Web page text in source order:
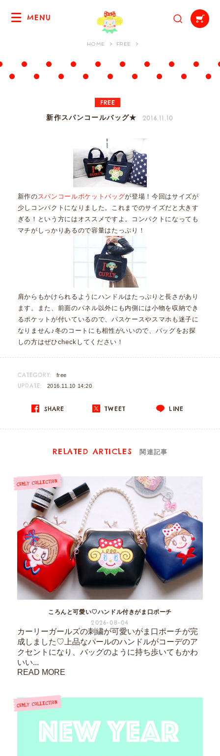
MENU
HOME FREE
FREE
新作スパンコールバッグ★ 2016.11.10
新作のスパンコールポケットバッグが登場！今回はサイズが
少しコンパクトになりました。これまでのサイズだと大きす
ぎる！という方にはオススメですよ。コンパクトになっても
マチがしっかりあるので容量はたっぷり！
肩からもかけられるようにハンドルはたっぷりと長さがあり
ます。また、前面のパネル以外にも内側には小物を収納でき
るポケットが付いているので、パスケースやスマホも迷子に
なりません♪冬のコートにも相性がいいので、バッグをお探
しの方はぜひcheckしてください！
CATEGORY: free
UPDATE: 2016.11.10 14:20
SHARE TWEET LINE
RELATED ARTICLES 関連記事
ころんと可愛い♡ハンドル付きがま口ポーチ
2026-08-04
カーリーガールズの刺繍が可愛いがま口ポーチが完
成しました♡上品なパールのハンドルがコーデのア
クセントになり、バッグのように持ち歩いてもかわ
いい...
READ MORE